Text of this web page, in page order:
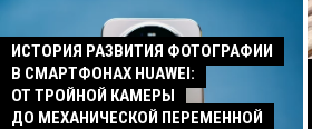
ИСТОРИЯ РАЗВИТИЯ ФОТОГРАФИИ
В СМАРТФОНАХ HUAWEI:
ОТ ТРОЙНОЙ КАМЕРЫ
ДО МЕХАНИЧЕСКОЙ ПЕРЕМЕННОЙ